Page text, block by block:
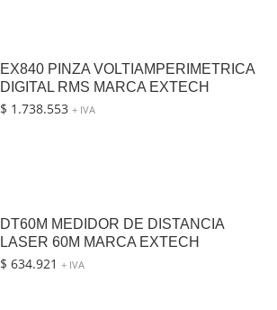
EX840 PINZA VOLTIAMPERIMETRICA
DIGITAL RMS MARCA EXTECH
$ 1.738.553 + IVA
DT60M MEDIDOR DE DISTANCIA
LASER 60M MARCA EXTECH
$ 634.921 + IVA